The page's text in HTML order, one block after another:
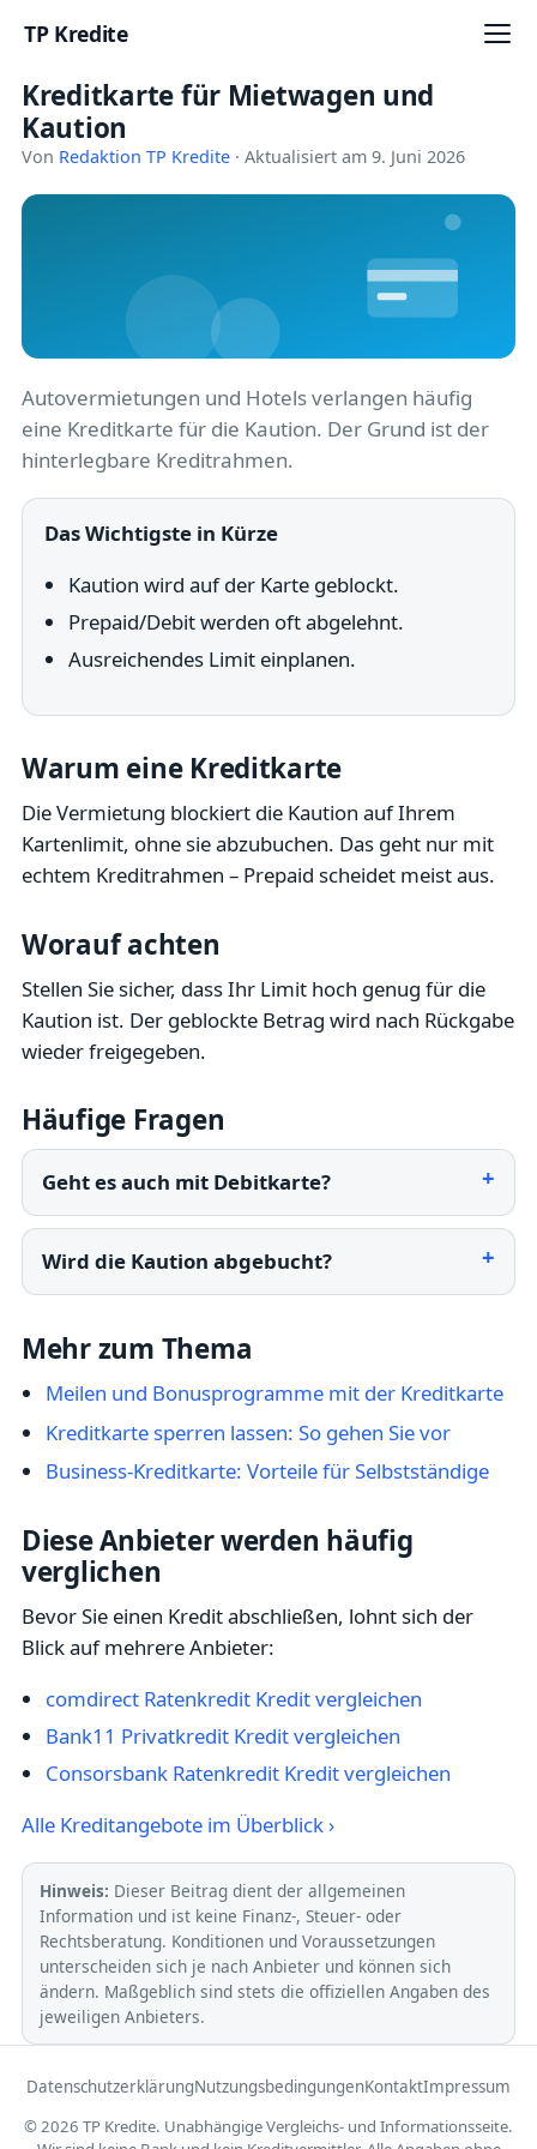
TP Kredite
Startseite
Kredite
Ratgeber
Versicherung
Baufinanzierung
Kreditkarte für Mietwagen und
Kaution
Von Redaktion TP Kredite · Aktualisiert am 9. Juni 2026
Autovermietungen und Hotels verlangen häufig
eine Kreditkarte für die Kaution. Der Grund ist der
hinterlegbare Kreditrahmen.
Das Wichtigste in Kürze
Kaution wird auf der Karte geblockt.
Prepaid/Debit werden oft abgelehnt.
Ausreichendes Limit einplanen.
Warum eine Kreditkarte
Die Vermietung blockiert die Kaution auf Ihrem
Kartenlimit, ohne sie abzubuchen. Das geht nur mit
echtem Kreditrahmen – Prepaid scheidet meist aus.
Worauf achten
Stellen Sie sicher, dass Ihr Limit hoch genug für die
Kaution ist. Der geblockte Betrag wird nach Rückgabe
wieder freigegeben.
Häufige Fragen
Geht es auch mit Debitkarte?
Wird die Kaution abgebucht?
Mehr zum Thema
Meilen und Bonusprogramme mit der Kreditkarte
Kreditkarte sperren lassen: So gehen Sie vor
Business-Kreditkarte: Vorteile für Selbstständige
Diese Anbieter werden häufig
verglichen
Bevor Sie einen Kredit abschließen, lohnt sich der
Blick auf mehrere Anbieter:
comdirect Ratenkredit Kredit vergleichen
Bank11 Privatkredit Kredit vergleichen
Consorsbank Ratenkredit Kredit vergleichen
Alle Kreditangebote im Überblick ›
Hinweis: Dieser Beitrag dient der allgemeinen
Information und ist keine Finanz-, Steuer- oder
Rechtsberatung. Konditionen und Voraussetzungen
unterscheiden sich je nach Anbieter und können sich
ändern. Maßgeblich sind stets die offiziellen Angaben des
jeweiligen Anbieters.
DatenschutzerklärungNutzungsbedingungenKontaktImpressum
© 2026 TP Kredite. Unabhängige Vergleichs- und Informationsseite.